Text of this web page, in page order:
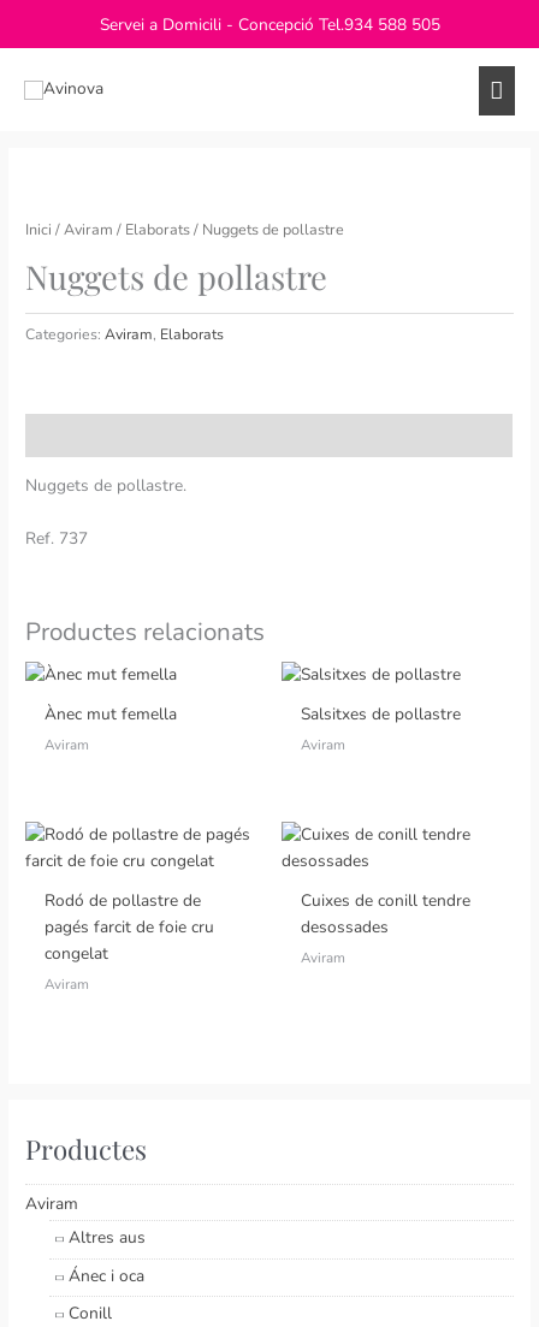
Servei a Domicili - Concepció Tel.934 588 505
Inici /Aviram / Elaborats/ Nuggets de pollastre
Nuggets de pollastre
Categories:Aviram, Elaborats
Nuggets de pollastre.
Ref. 737
Productes relacionats
Ànec mut femella
Aviram
Salsitxes de pollastre
Aviram
Rodó de pollastre de
pagés farcit de foie cru
congelat
Aviram
Cuixes de conill tendre
desossades
Aviram
Productes
Aviram
Altres aus
Ánec i oca
Conill